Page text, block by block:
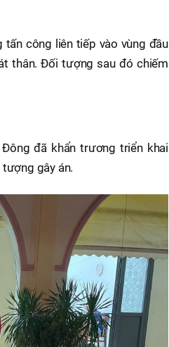
công liên tiếp vào vùng đầu
thân. Đối tượng sau đó chiếm
đã khẩn trương triển khai
gây án.